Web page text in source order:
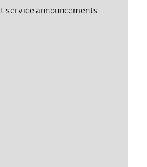
service announcements